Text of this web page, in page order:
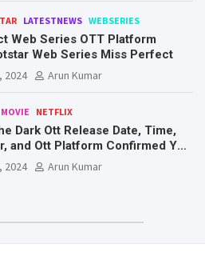
LATESTNEWS WEBSERIES
Web Series OTT Platform
Web Series Miss Perfect
2024
Arun Kumar
MOVIE NETFLIX
Dark Ott Release Date, Time,
and Ott Platform Confirmed You
Here
2024 Arun Kumar